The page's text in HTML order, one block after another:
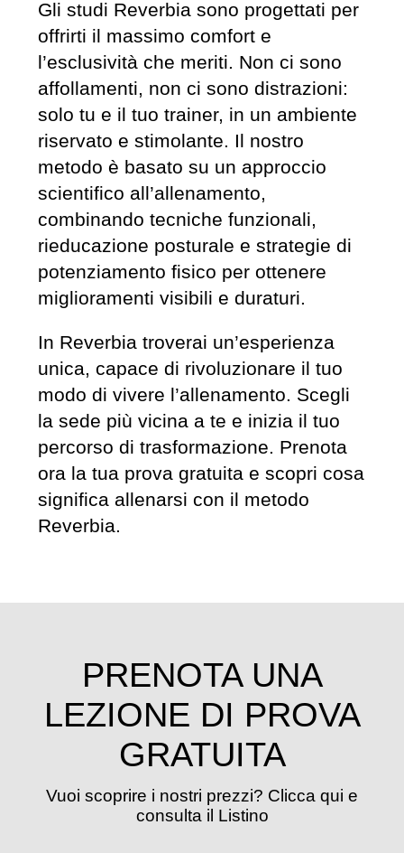
Gli studi Reverbia sono progettati per
offrirti il massimo comfort e
l’esclusività che meriti. Non ci sono
affollamenti, non ci sono distrazioni:
solo tu e il tuo trainer, in un ambiente
riservato e stimolante. Il nostro
metodo è basato su un approccio
scientifico all’allenamento,
combinando tecniche funzionali,
rieducazione posturale e strategie di
potenziamento fisico per ottenere
miglioramenti visibili e duraturi.
In Reverbia troverai un’esperienza
unica, capace di rivoluzionare il tuo
modo di vivere l’allenamento. Scegli
la sede più vicina a te e inizia il tuo
percorso di trasformazione. Prenota
ora la tua prova gratuita e scopri cosa
significa allenarsi con il metodo
Reverbia.
PRENOTA UNA
LEZIONE DI PROVA
GRATUITA
Vuoi scoprire i nostri prezzi? Clicca qui e
consulta il Listino